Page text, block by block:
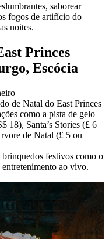
saborear
fogos de artifício do
noites.
Princes
Escócia
de Natal do East Princes
como a pista de gelo
18), Santa’s Stories (£ 6
de Natal (£ 5 ou
brinquedos festivos como o
ao vivo.